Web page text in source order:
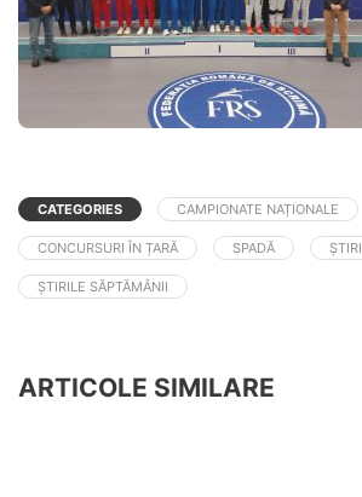
CATEGORIES CAMPIONATE NAȚIONALE
CONCURSURI ÎN ȚARĂ SPADĂ ȘTIRI
ȘTIRILE SĂPTĂMÂNII
ARTICOLE SIMILARE